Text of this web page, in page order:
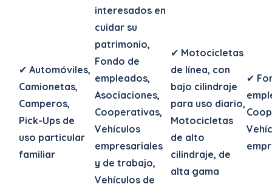
✔ Automóviles,
Camionetas,
Camperos,
Pick-Ups de
uso particular
familiar
interesados en
cuidar su
patrimonio,
Fondo de
empleados,
Asociaciones,
Cooperativas,
Vehículos
empresariales
y de trabajo,
Vehículos de
✔ Motocicletas
de línea, con
bajo cilindraje
para uso diario,
Motocicletas
de alto
cilindraje, de
alta gama
✔